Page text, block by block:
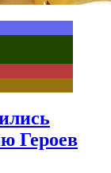
Героев